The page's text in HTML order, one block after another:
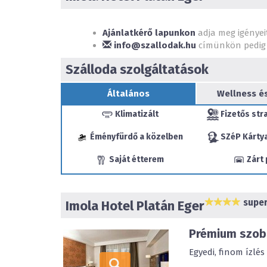
Ajánlatkérő lapunkon adja meg
info@szallodak.hu címünkön
Szálloda szolgáltatások
Általános Wellness
Klimatizált Fizetős
Éményfürdő a közelben SZéP
Saját étterem Zárt
Imola Hotel Platán Eger
Prémium
Egyedi, finom